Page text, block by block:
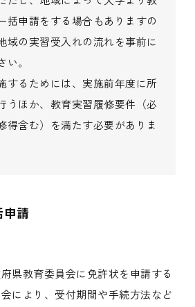
括申請をする場合もありますの
域の実習受入れの流れを事前に
。
するためには、実施前年度に所
うほか、教育実習履修要件（必
得含む）を満たす必要がありま
請
県教育委員会に免許状を申請する
により、受付期間や手続方法など